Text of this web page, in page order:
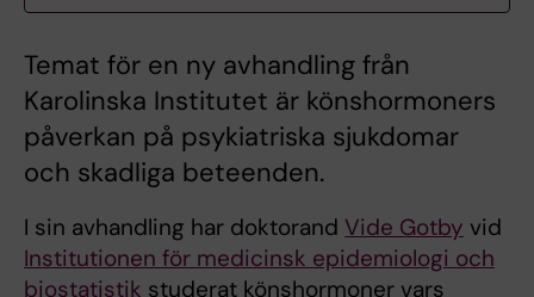
Temat för en ny avhandling från
Karolinska Institutet är könshormoners
påverkan på psykiatriska sjukdomar
och skadliga beteenden.
I sin avhandling har doktorand Vide Gotby vid
Institutionen för medicinsk epidemiologi och
biostatistik studerat könshormoner vars